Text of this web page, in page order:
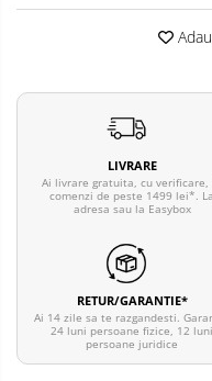
LIVRARE
Ai livrare gratuita, cu verificare,
comenzi de peste 1499 lei*. La
adresa sau la Easybox
RETUR/GARANTIE*
Ai 14 zile sa te razgandesti.
24 luni persoane fizice, 12 luni
persoane juridice